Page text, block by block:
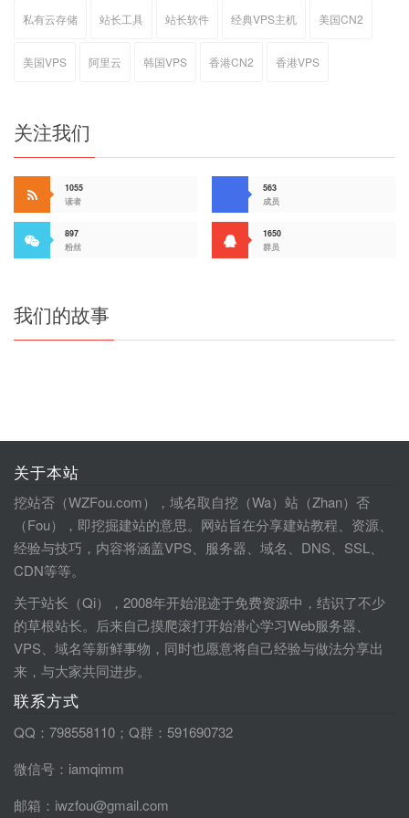
私有云存储 站长工具 站长软件 经典VPS主机 美国CN2
美国VPS 阿里云 韩国VPS 香港CN2 香港VPS
关注我们
1055
读者
563
成员
897
粉丝
1650
群员
我们的故事
关于本站
挖站否（WZFou.com），域名取自挖（Wa）站（Zhan）否
（Fou），即挖掘建站的意思。网站旨在分享建站教程、资源、
经验与技巧，内容将涵盖VPS、服务器、域名、DNS、SSL、
CDN等等。
关于站长（Qi），2008年开始混迹于免费资源中，结识了不少
的草根站长。后来自己摸爬滚打开始潜心学习Web服务器、
VPS、域名等新鲜事物，同时也愿意将自己经验与做法分享出
来，与大家共同进步。
联系方式
QQ：798558110；Q群：591690732
微信号：iamqimm
邮箱：iwzfou@gmail.com